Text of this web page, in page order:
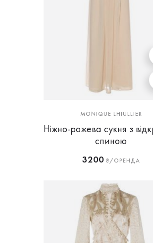
MONIQUE LHIULLIER
Ніжно-рожева сукня з
спиною
3200₴/ОРЕНДА